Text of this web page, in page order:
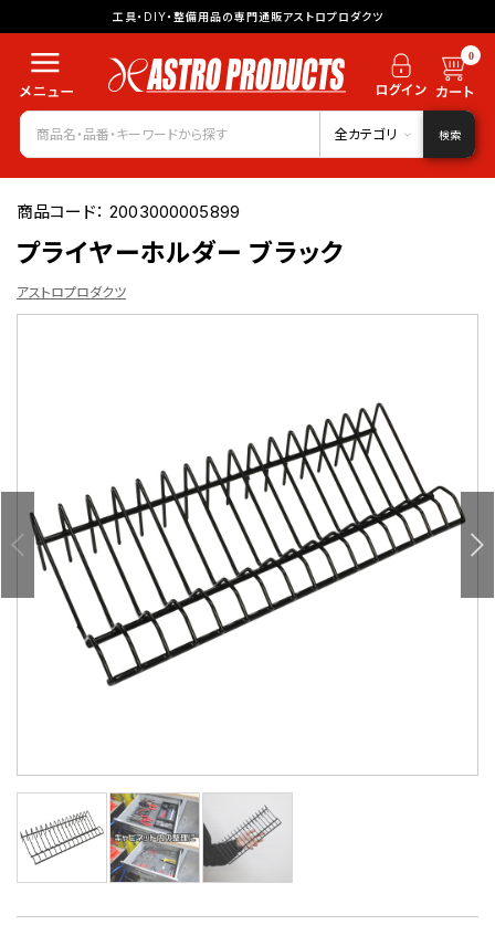
工具・DIY・整備用品の専門通販アストロプロダクツ
0
全カテゴリ 検索
商品コード：2003000005899
プライヤーホルダー ブラック
アストロプロダクツ